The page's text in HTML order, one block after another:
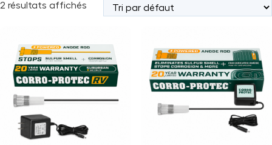
2 résultats affichés